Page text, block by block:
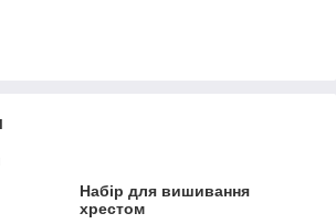
Набір для вишивання
хрестом